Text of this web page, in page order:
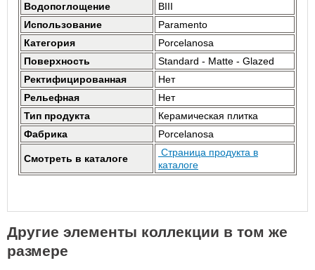
Водопоглощение
BIII
Использование
Paramento
Категория
Porcelanosa
Поверхность
Standard - Matte - Glazed
Ректифицированная
Нет
Рельефная
Нет
Тип продукта
Керамическая плитка
Фабрика
Porcelanosa
Смотреть в каталоге
Страница продукта в
каталоге
Другие элементы коллекции в том же
размере